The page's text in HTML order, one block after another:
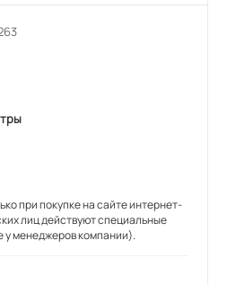
при покупке на сайте интернет-
лиц действуют специальные
у менеджеров компании).